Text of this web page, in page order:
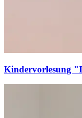
Kindervorlesung